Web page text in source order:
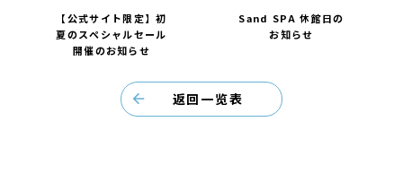
【公式サイト限定】初
夏のスペシャルセール
開催のお知らせ
返回一览表
Sand SPA 休館日の
お知らせ